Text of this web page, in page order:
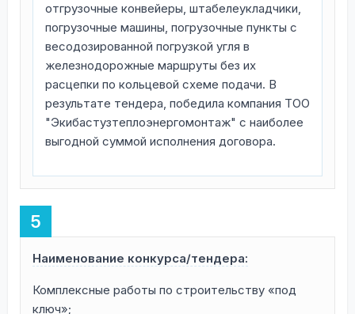
отгрузочные конвейеры, штабелеукладчики,
погрузочные машины, погрузочные пункты с
весодозированной погрузкой угля в
железнодорожные маршруты без их
расцепки по кольцевой схеме подачи. В
результате тендера, победила компания ТОО
"Экибастузтеплоэнергомонтаж" с наиболее
выгодной суммой исполнения договора.
Наименование конкурса/тендера:
Комплексные работы по строительству «под
ключ»;